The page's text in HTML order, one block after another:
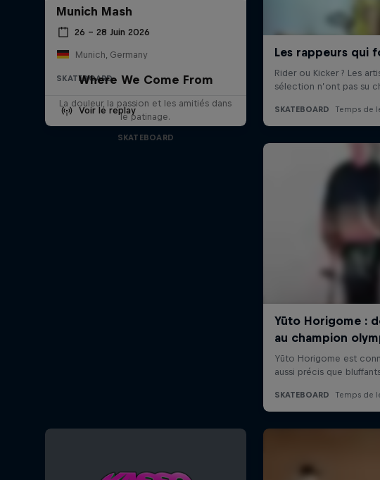
Munich Mash
26 – 28 Juin 2026
Munich, Germany
SKATEBOARD
Voir le replay
Where We Come From
La douleur, la passion et les amitiés dans
le patinage.
SKATEBOARD